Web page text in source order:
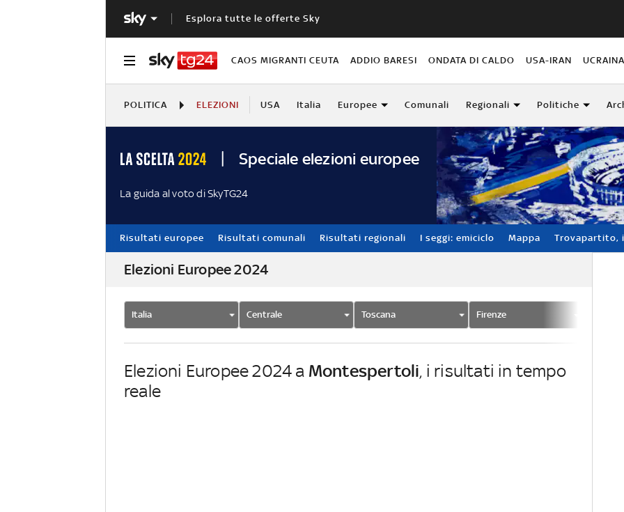
Esplora tutte le offerte Sky
CAOS MIGRANTI CEUTA ADDIO BARESI ONDATA DI CALDO USA-IRAN UCRAINA
POLITICA ELEZIONI USA Italia Europee Comunali Regionali Politiche
Speciale elezioni europee
La guida al voto di SkyTG24
Risultati europee Risultati comunali Risultati regionali I seggi: emiciclo Mappa Trovapartito,
Elezioni Europee 2024
Italia Centrale Toscana Firenze
Elezioni Europee 2024 a Montespertoli, i risultati in tempo
reale